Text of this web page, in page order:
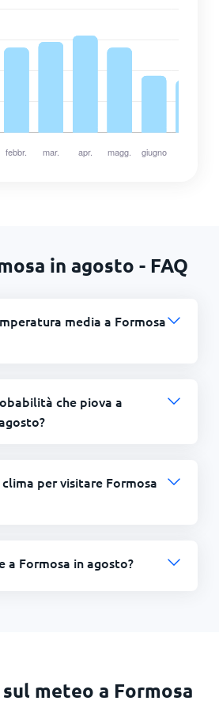
in agosto - FAQ
media a Formosa
che piova a
per visitare Formosa
a Formosa in agosto?
meteo a Formosa